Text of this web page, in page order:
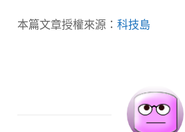
本篇文章授權來源： 科技島